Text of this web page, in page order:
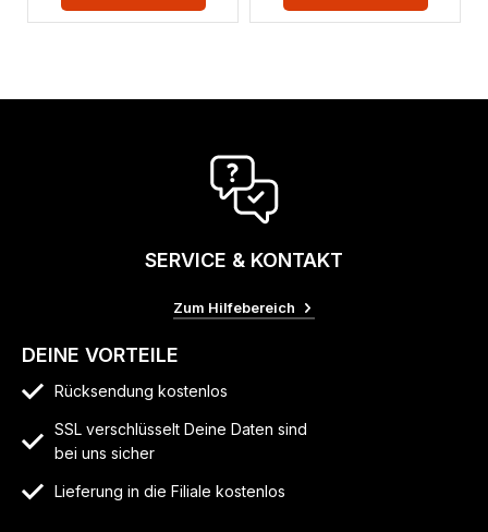
SERVICE & KONTAKT
Zum Hilfebereich
DEINE VORTEILE
Rücksendung kostenlos
SSL verschlüsselt Deine Daten sind
bei uns sicher
Lieferung in die Filiale kostenlos